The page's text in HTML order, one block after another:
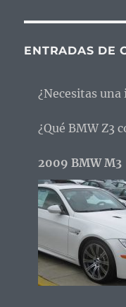
ENTRADAS DE
¿Necesitas
¿Qué BMW Z3
2009 BMW M3